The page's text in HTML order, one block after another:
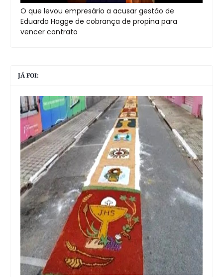
O que levou empresário a acusar gestão de
Eduardo Hagge de cobrança de propina para
vencer contrato
JÁ FOI: